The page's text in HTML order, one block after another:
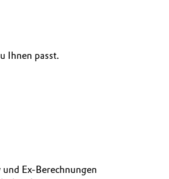
Ihnen passt.
Ex-Berechnungen